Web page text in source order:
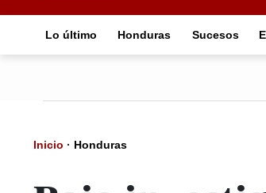
Lo último Honduras Sucesos
Inicio · Honduras